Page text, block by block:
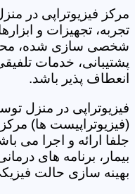
مرکز فیزیوتراپی در
تجربه، تجهیزات و
شخصی سازی شده،
پشتیبانی، خدمات
انعطاف پذیر باشد.
فیزیوتراپی در منزل
(فیزیوتراپیست ها)
جلفا ارائه و اجرا می
بیمار، برنامه های
بهینه سازی حالت